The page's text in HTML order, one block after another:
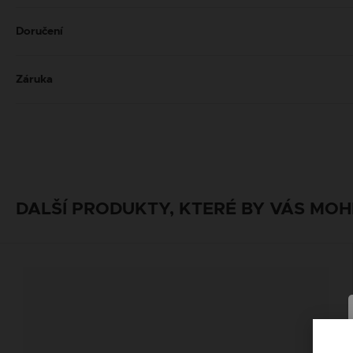
Doručení
Záruka
DALŠÍ PRODUKTY, KTERÉ BY VÁS